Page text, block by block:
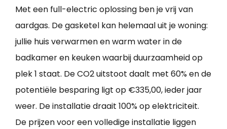
Met een full-electric oplossing ben je vrij van
aardgas. De gasketel kan helemaal uit je woning:
jullie huis verwarmen en warm water in de
badkamer en keuken waarbij duurzaamheid op
plek 1 staat. De CO2 uitstoot daalt met 60% en de
potentiële besparing ligt op €335,00, ieder jaar
weer. De installatie draait 100% op elektriciteit.
De prijzen voor een volledige installatie liggen